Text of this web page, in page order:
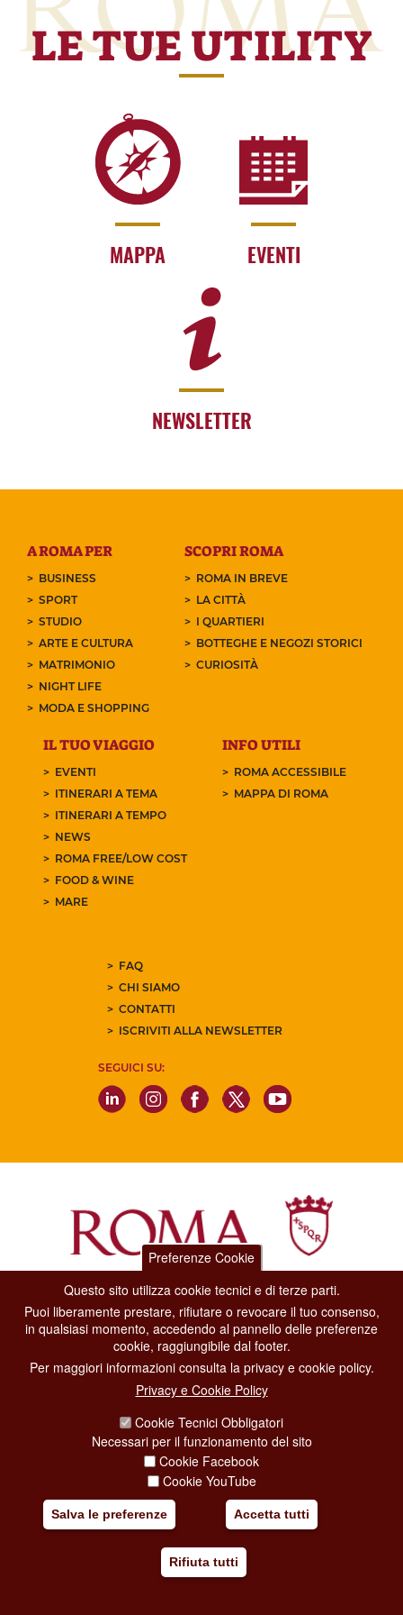
LE TUE UTILITY
MAPPA EVENTI
NEWSLETTER
A ROMA PER
BUSINESS
SPORT
STUDIO
ARTE E CULTURA
MATRIMONIO
NIGHT LIFE
MODA E SHOPPING
SCOPRI ROMA
ROMA IN BREVE
LA CITTÀ
I QUARTIERI
BOTTEGHE E NEGOZI STORICI
CURIOSITÀ
IL TUO VIAGGIO
EVENTI
ITINERARI A TEMA
ITINERARI A TEMPO
NEWS
ROMA FREE/LOW COST
FOOD & WINE
MARE
INFO UTILI
ROMA ACCESSIBILE
MAPPA DI ROMA
FAQ
CHI SIAMO
CONTATTI
ISCRIVITI ALLA NEWSLETTER
SEGUICI SU:
Dipartimento Grandi Eventi, Sport, Turismo e Moda.
Via di San Basilio, 51
00187 Roma
CONTACT CENTER TEL. 06 06 08
CONTATTA LA REDAZIONE
SOCIAL MEDIA POLICY
COPYRIGHT
Preferenze Cookie
Questo sito utilizza cookie tecnici e di terze parti.
Puoi liberamente prestare, rifiutare o revocare il tuo consenso,
in qualsiasi momento, accedendo al pannello delle preferenze
cookie, raggiungibile dal footer.
Per maggiori informazioni consulta la privacy e cookie policy.
Privacy e Cookie Policy
Cookie Tecnici Obbligatori
Necessari per il funzionamento del sito
Cookie Facebook
Cookie YouTube
Salva le preferenze Accetta tutti
Rifiuta tutti